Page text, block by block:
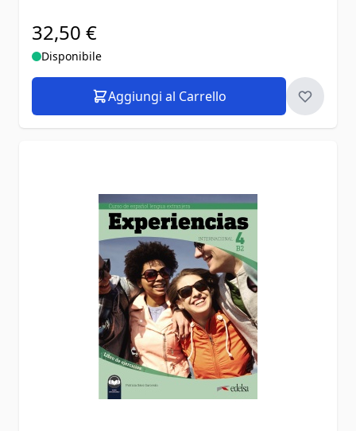
32,50 €
Disponibile
Aggiungi al Carrello